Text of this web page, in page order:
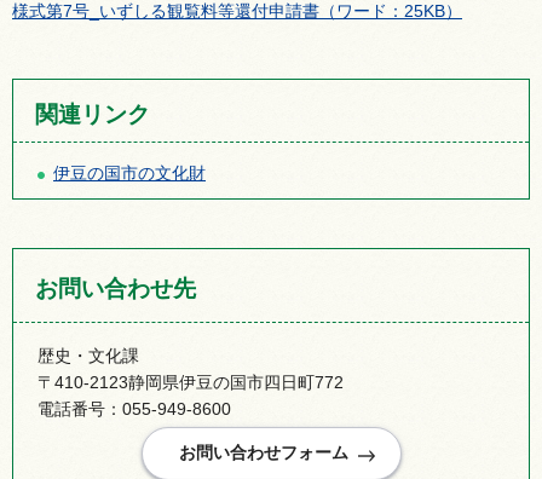
様式第7号_いずしる観覧料等還付申請書（ワード：25KB）
関連リンク
伊豆の国市の文化財
お問い合わせ先
歴史・文化課
〒410-2123静岡県伊豆の国市四日町772
電話番号：055-949-8600